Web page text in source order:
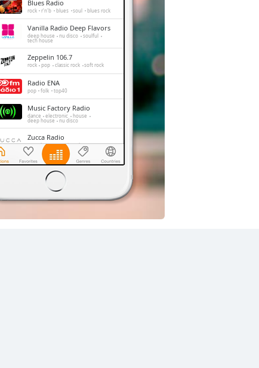
Blues Radio
rock r'n'b blues soul blues rock
Vanilla Radio Deep Flavors
deep house nu disco soulful
tech house
Zeppelin 106.7
rock pop classic rock soft rock
Radio ENA
pop folk top40
Music Factory Radio
dance electronic house
deep house nu disco
Zucca Radio
pop lounge swing bossa nova
Vanilla Radio Fresh Flavors
pop hip-hop
reggaeton
Vanilla Radio Smooth
Flavors